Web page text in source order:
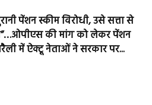
पेंशन स्कीम विरोधी, उसे सत्ता से
की मांग को लेकर पेंशन
में ऐक्टू नेताओं ने सरकार पर...